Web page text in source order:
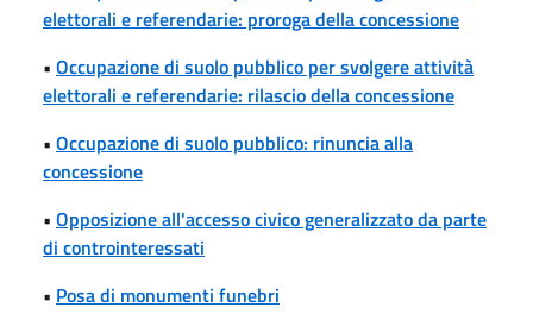
elettorali e referendarie: proroga della concessione
• Occupazione di suolo pubblico per svolgere attività
elettorali e referendarie: rilascio della concessione
• Occupazione di suolo pubblico: rinuncia alla
concessione
• Opposizione all'accesso civico generalizzato da parte
di controinteressati
• Posa di monumenti funebri